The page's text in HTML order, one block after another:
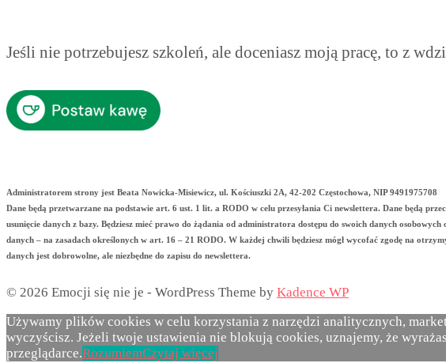
Jeśli nie potrzebujesz szkoleń, ale doceniasz moją pracę, to z
Administratorem strony jest Beata Nowicka-Misiewicz, ul. Kościuszki 2A, 42-202 Częstochowa, NIP 9491975708
Dane będą przetwarzane na podstawie art. 6 ust. 1 lit. a RODO w celu przesyłania Ci newslettera. Dane będą
usunięcie danych z bazy. Będziesz mieć prawo do żądania od administratora dostępu do swoich danych
danych – na zasadach określonych w art. 16 – 21 RODO. W każdej chwili będziesz mógł wycofać zgodę na
danych jest dobrowolne, ale niezbędne do zapisu do newslettera.
© 2026 Emocji się nie je - WordPress Theme by Kadence WP
Używamy plików cookies w celu korzystania z narzędzi analitycznych,
wyczyścisz. Jeżeli twoje ustawienia nie blokują cookies, uznajemy, że
przeglądarce.RozumiemCzytaj więcej